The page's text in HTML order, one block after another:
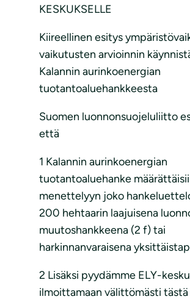
KESKUKSELLE
Kiireellinen esitys
vaikutusten arvioinnin
Kalannin aurinkoenergian
tuotantoaluehankkeesta
Suomen luonnonsuojeluliitto
että
1 Kalannin aurinkoenergian
tuotantoaluehanke
menettelyyn joko
200 hehtaarin laajuisena
muutoshankkeena (2 f) tai
harkinnanvaraisena
2 Lisäksi pyydämme ELY-
ilmoittamaan välittömästi tästä